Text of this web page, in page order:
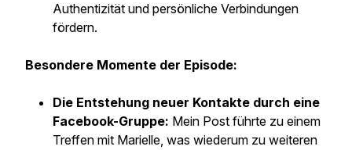
Authentizität und persönliche Verbindungen
fördern.
Besondere Momente der Episode:
Die Entstehung neuer Kontakte durch eine
Facebook-Gruppe: Mein Post führte zu einem
Treffen mit Marielle, was wiederum zu weiteren